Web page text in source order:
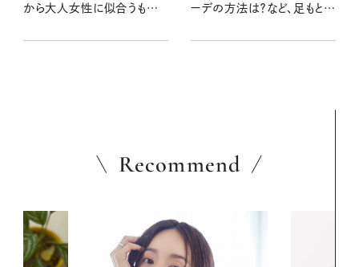
から大人女性に似合うもの
で買える夏の相棒はコレ！
ーデの方法は？など、足もとお
た！
Recommend